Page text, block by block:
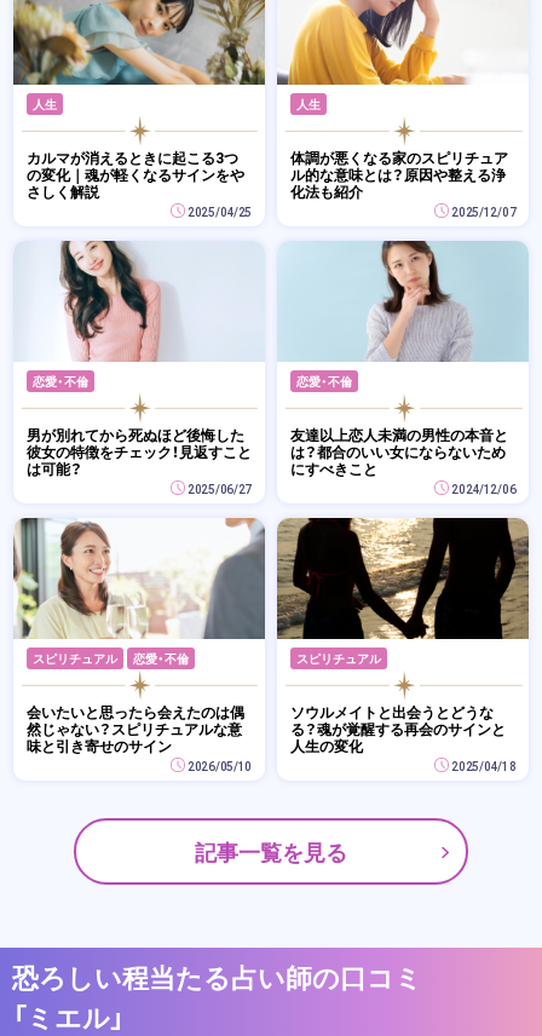
人生
カルマが消えるときに起こる3つ
の変化｜魂が軽くなるサインをや
さしく解説
2025/04/25
人生
体調が悪くなる家のスピリチュア
ル的な意味とは？原因や整える浄
化法も紹介
2025/12/07
恋愛・不倫
男が別れてから死ぬほど後悔した
彼女の特徴をチェック！見返すこと
は可能？
2025/06/27
恋愛・不倫
友達以上恋人未満の男性の本音と
は？都合のいい女にならないため
にすべきこと
2024/12/06
スピリチュアル 恋愛・不倫
会いたいと思ったら会えたのは偶
然じゃない？スピリチュアルな意
味と引き寄せのサイン
2026/05/10
スピリチュアル
ソウルメイトと出会うとどうな
る？魂が覚醒する再会のサインと
人生の変化
2025/04/18
記事一覧を見る
恐ろしい程当たる占い師の口コミ
「ミエル」